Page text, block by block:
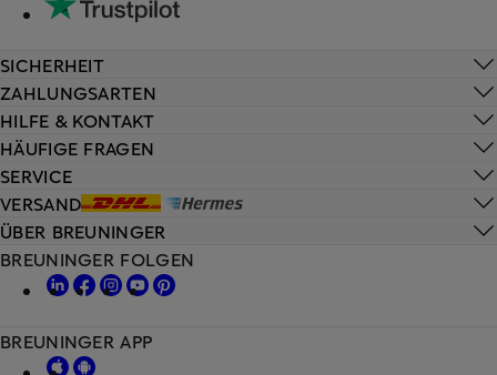
HILFE & KONTAKT
HÄUFIGE FRAGEN
SERVICE
VERSAND
SICHERHEIT
ZAHLUNGSARTEN
ÜBER BREUNINGER
BREUNINGER FOLGEN
BREUNINGER APP